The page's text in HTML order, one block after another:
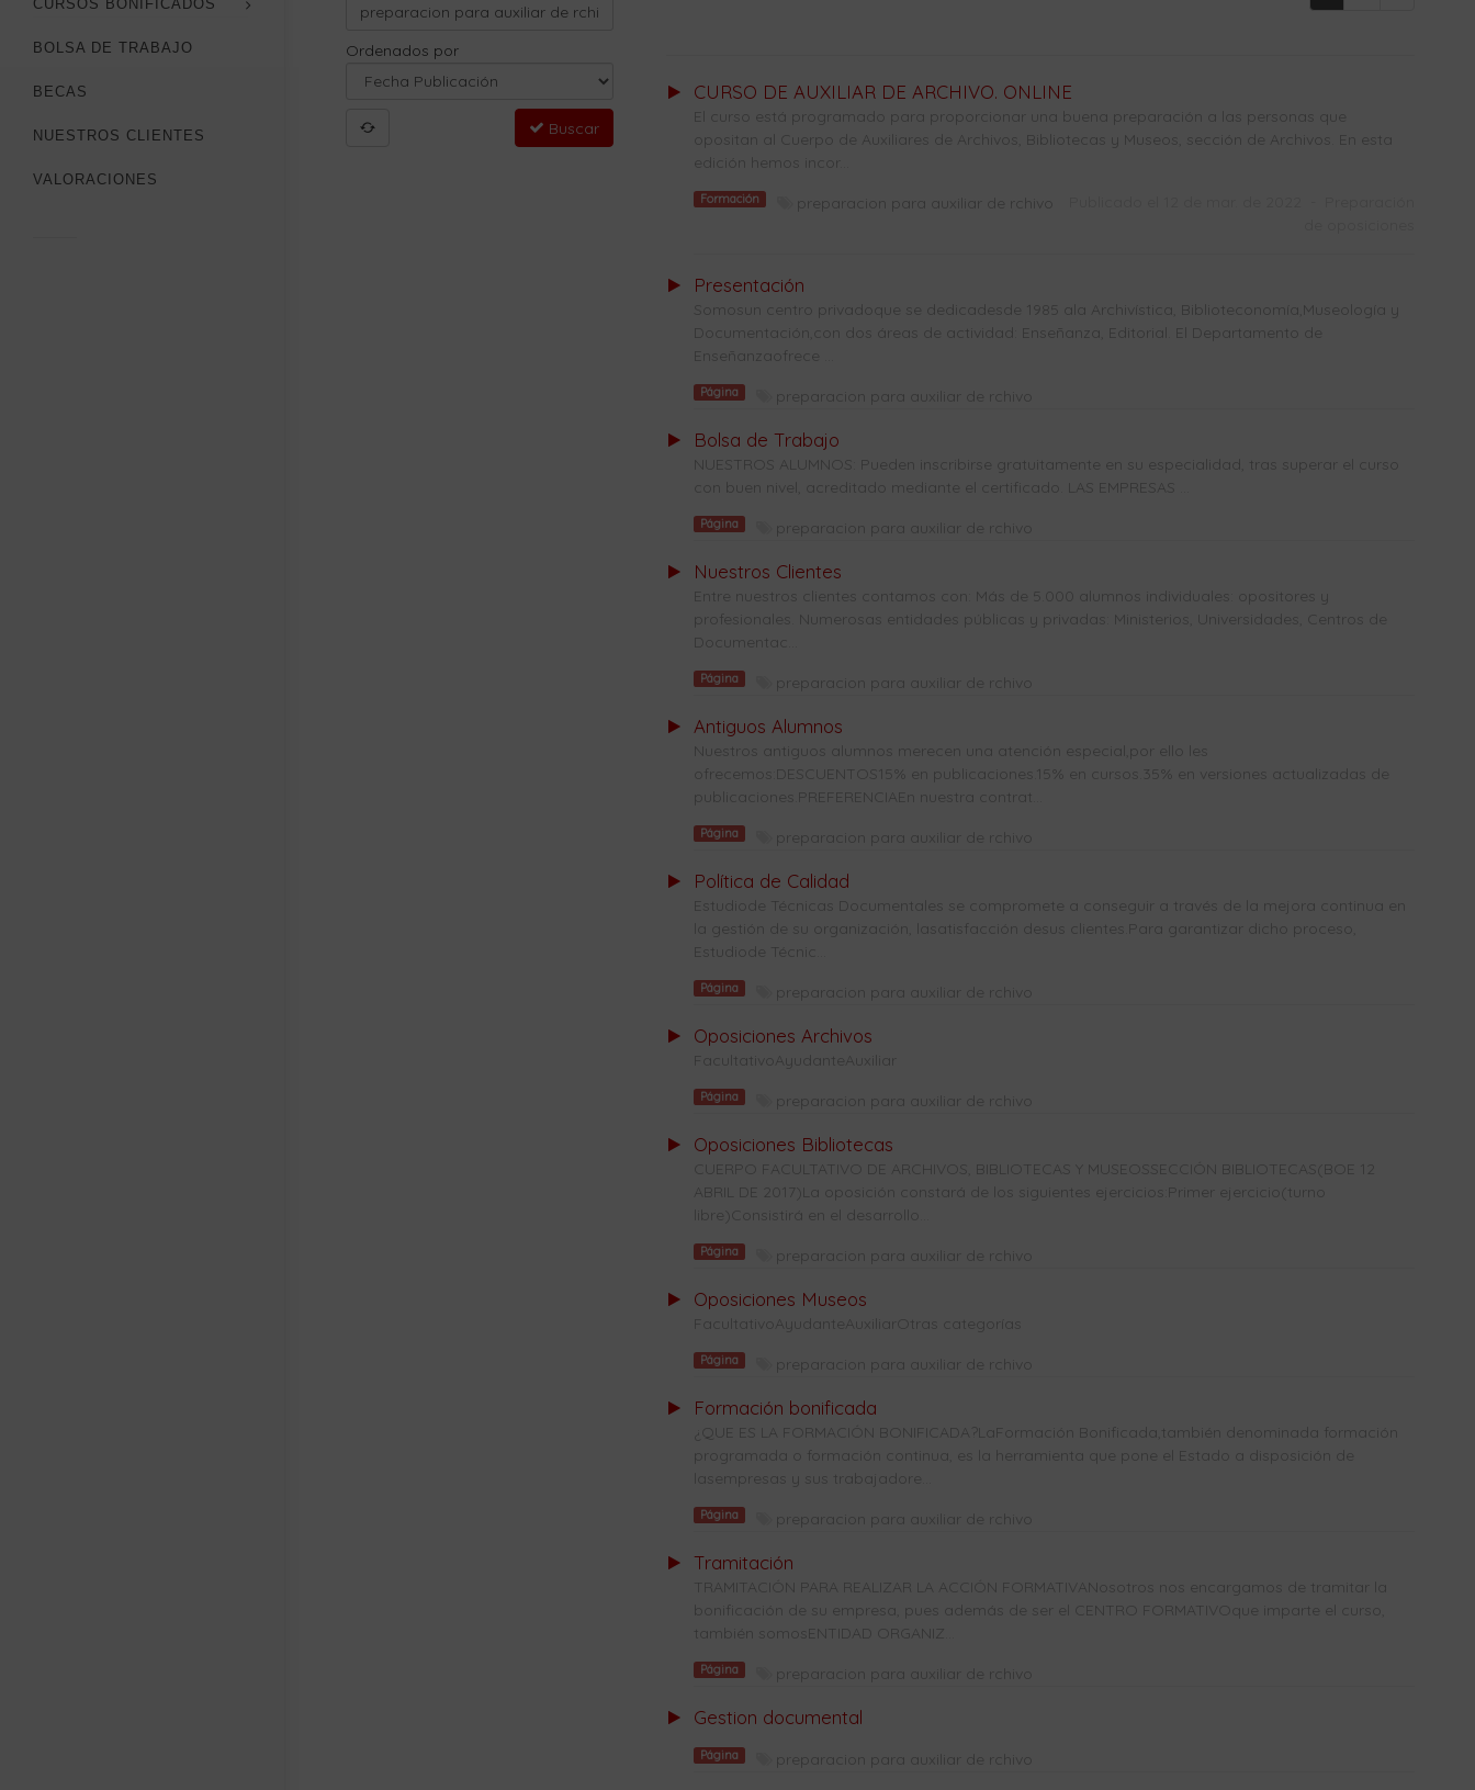
CURSOS BONIFICADOS
BOLSA DE TRABAJO
BECAS
NUESTROS CLIENTES
VALORACIONES
Ordenados por
Buscar
CURSO DE AUXILIAR DE ARCHIVO. ONLINE
El curso está programado para proporcionar una buena preparación a las personas que
opositan al Cuerpo de Auxiliares de Archivos, Bibliotecas y Museos, sección de Archivos. En esta
edición hemos incor...
Formación preparacion para auxiliar de rchivo
Presentación
Somosun centro privadoque se dedicadesde 1985 ala Archivística, Biblioteconomía,Museología y
Documentación,con dos áreas de actividad: Enseñanza, Editorial. El Departamento de
Enseñanzaofrece ...
Página preparacion para auxiliar de rchivo
Bolsa de Trabajo
NUESTROS ALUMNOS: Pueden inscribirse gratuitamente en su especialidad, tras superar el curso
con buen nivel, acreditado mediante el certificado. LAS EMPRESAS ...
Página preparacion para auxiliar de rchivo
Nuestros Clientes
Entre nuestros clientes contamos con: Más de 5.000 alumnos individuales: opositores y
profesionales. Numerosas entidades públicas y privadas: Ministerios, Universidades, Centros de
Documentac...
Página preparacion para auxiliar de rchivo
Antiguos Alumnos
Nuestros antiguos alumnos merecen una atención especial,por ello les
ofrecemos:DESCUENTOS15% en publicaciones.15% en cursos.35% en versiones actualizadas de
publicaciones.PREFERENCIAEn nuestra contrat...
Página preparacion para auxiliar de rchivo
Política de Calidad
Estudiode Técnicas Documentales se compromete a conseguir a través de la mejora continua en
la gestión de su organización, lasatisfacción desus clientes.Para garantizar dicho proceso,
Estudiode Técnic...
Página preparacion para auxiliar de rchivo
Oposiciones Archivos
FacultativoAyudanteAuxiliar
Página preparacion para auxiliar de rchivo
Oposiciones Bibliotecas
CUERPO FACULTATIVO DE ARCHIVOS, BIBLIOTECAS Y MUSEOSSECCIÓN BIBLIOTECAS(BOE 12
ABRIL DE 2017)La oposición constará de los siguientes ejercicios:Primer ejercicio(turno
libre)Consistirá en el desarrollo...
Página preparacion para auxiliar de rchivo
Oposiciones Museos
FacultativoAyudanteAuxiliarOtras categorías
Página preparacion para auxiliar de rchivo
Formación bonificada
¿QUE ES LA FORMACIÓN BONIFICADA?LaFormación Bonificada,también denominada formación
programada o formación continua, es la herramienta que pone el Estado a disposición de
lasempresas y sus trabajadore...
Página preparacion para auxiliar de rchivo
Tramitación
TRAMITACIÓN PARA REALIZAR LA ACCIÓN FORMATIVANosotros nos encargamos de tramitar la
bonificación de su empresa, pues además de ser el CENTRO FORMATIVOque imparte el curso,
también somosENTIDAD ORGANIZ...
Página preparacion para auxiliar de rchivo
Gestion documental
Página preparacion para auxiliar de rchivo